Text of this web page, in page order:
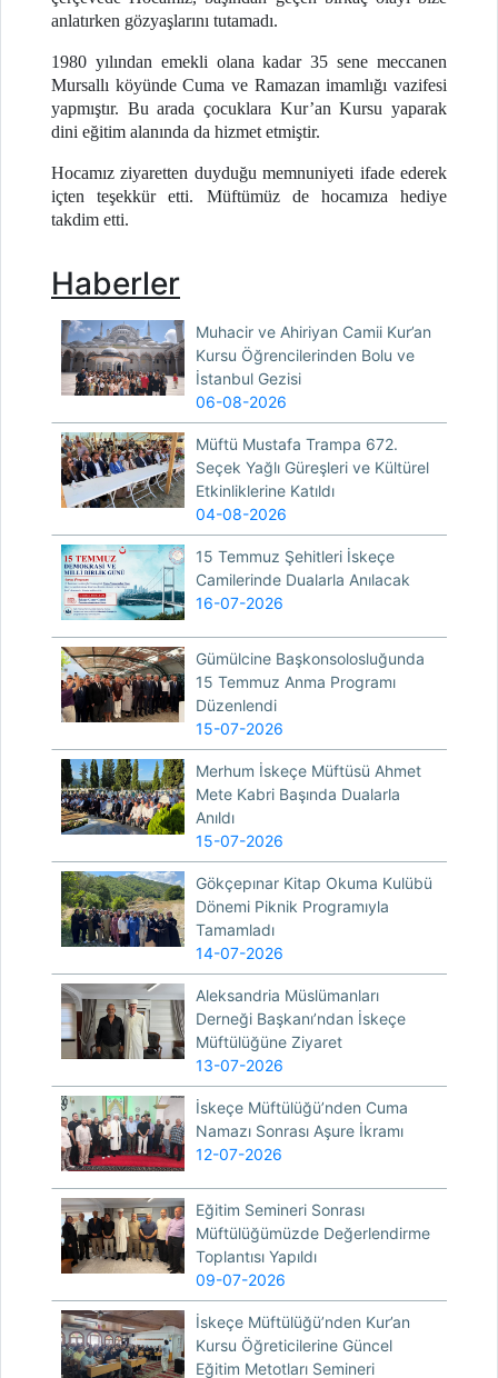
anlatırken gözyaşlarını tutamadı.
1980 yılından emekli olana kadar 35 sene meccanen
Mursallı köyünde Cuma ve Ramazan imamlığı vazifesi
yapmıştır. Bu arada çocuklara Kur’an Kursu yaparak
dini eğitim alanında da hizmet etmiştir.
Hocamız ziyaretten duyduğu memnuniyeti ifade ederek
içten teşekkür etti. Müftümüz de hocamıza hediye
takdim etti.
Haberler
Muhacir ve Ahiriyan Camii Kur’an
Kursu Öğrencilerinden Bolu ve
İstanbul Gezisi
06-08-2026
Müftü Mustafa Trampa 672.
Seçek Yağlı Güreşleri ve Kültürel
Etkinliklerine Katıldı
04-08-2026
15 Temmuz Şehitleri İskeçe
Camilerinde Dualarla Anılacak
16-07-2026
Gümülcine Başkonsolosluğunda
15 Temmuz Anma Programı
Düzenlendi
15-07-2026
Merhum İskeçe Müftüsü Ahmet
Mete Kabri Başında Dualarla
Anıldı
15-07-2026
Gökçepınar Kitap Okuma Kulübü
Dönemi Piknik Programıyla
Tamamladı
14-07-2026
Aleksandria Müslümanları
Derneği Başkanı’ndan İskeçe
Müftülüğüne Ziyaret
13-07-2026
İskeçe Müftülüğü’nden Cuma
Namazı Sonrası Aşure İkramı
12-07-2026
Eğitim Semineri Sonrası
Müftülüğümüzde Değerlendirme
Toplantısı Yapıldı
09-07-2026
İskeçe Müftülüğü’nden Kur’an
Kursu Öğreticilerine Güncel
Eğitim Metotları Semineri